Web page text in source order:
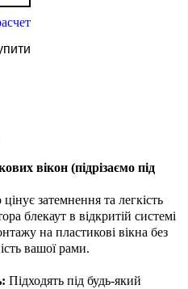
вікон (підрізаємо під
затемнення та легкість
блекаут в відкритій системі
на пластикові вікна без
вашої рами.
Підходять під будь-який